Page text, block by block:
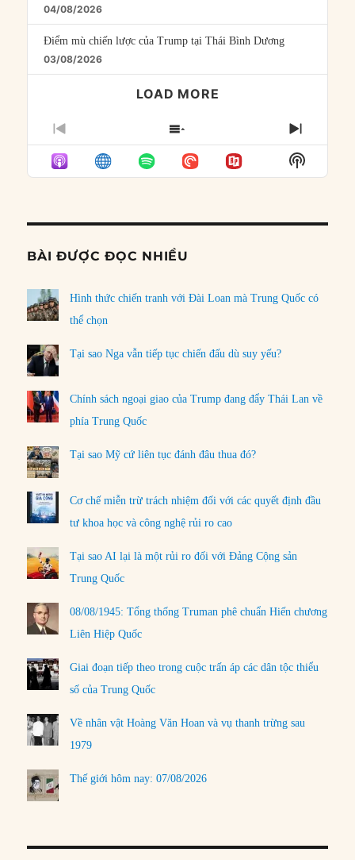
04/08/2026
Điểm mù chiến lược của Trump tại Thái Bình Dương
03/08/2026
LOAD MORE
PREVIOUS
EPISODE
SHOW
EPISODES
LIST
NEXT
Show
Podcast
BÀI ĐƯỢC ĐỌC NHIỀU
Hình thức chiến tranh với Đài Loan mà Trung Quốc có
thể chọn
Tại sao Nga vẫn tiếp tục chiến đấu dù suy yếu?
Chính sách ngoại giao của Trump đang đẩy Thái Lan về
phía Trung Quốc
Tại sao Mỹ cứ liên tục đánh đâu thua đó?
Cơ chế miễn trừ trách nhiệm đối với các quyết định đầu
tư khoa học và công nghệ rủi ro cao
Tại sao AI lại là một rủi ro đối với Đảng Cộng sản
Trung Quốc
08/08/1945: Tổng thống Truman phê chuẩn Hiến chương
Liên Hiệp Quốc
Giai đoạn tiếp theo trong cuộc trấn áp các dân tộc thiểu
số của Trung Quốc
Về nhân vật Hoàng Văn Hoan và vụ thanh trừng sau
1979
Thế giới hôm nay: 07/08/2026